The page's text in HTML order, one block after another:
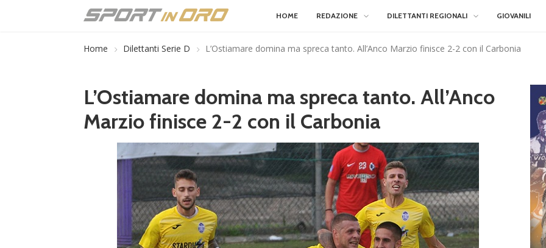
HOME REDAZIONE DILETTANTI REGIONALI GIOVANILI
Home Dilettanti Serie D L’Ostiamare domina ma spreca tanto. All’Anco Marzio finisce 2-2 con il Carbonia
L’Ostiamare domina ma spreca tanto. All’Anco
Marzio finisce 2-2 con il Carbonia